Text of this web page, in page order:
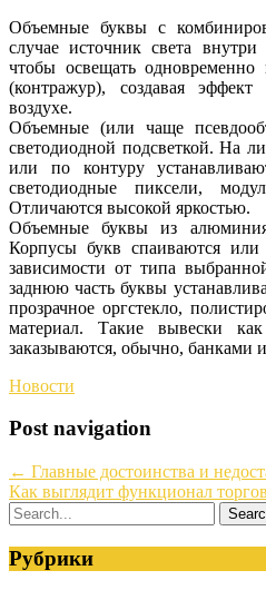
Объемные буквы с
случае источник света
чтобы освещать
(контражур), создавая
воздухе.
Объемные (или чаще
светодиодной подсветкой. На
или по контуру
светодиодные пиксели,
Отличаются высокой яркостью.
Объемные буквы из
Корпусы букв спаиваются
зависимости от типа
заднюю часть буквы
прозрачное оргстекло,
материал. Такие вывески
заказываются, обычно, банками
Новости
Post navigation
← Главные достоинства и
Как выглядит функционал
Рубрики